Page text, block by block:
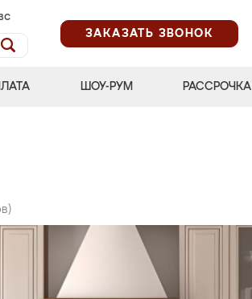
ЗАКАЗАТЬ ЗВОНОК
ШОУ-РУМ РАССРОЧКА